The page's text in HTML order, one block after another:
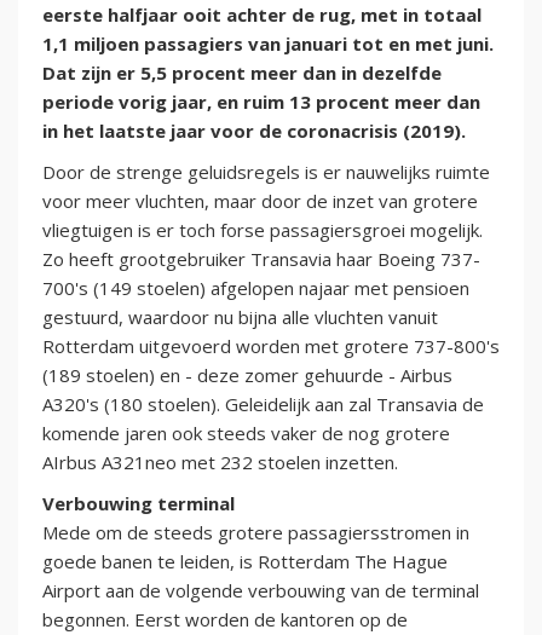
eerste halfjaar ooit achter de rug, met in totaal
1,1 miljoen passagiers van januari tot en met juni.
Dat zijn er 5,5 procent meer dan in dezelfde
periode vorig jaar, en ruim 13 procent meer dan
in het laatste jaar voor de coronacrisis (2019).
Door de strenge geluidsregels is er nauwelijks ruimte
voor meer vluchten, maar door de inzet van grotere
vliegtuigen is er toch forse passagiersgroei mogelijk.
Zo heeft grootgebruiker Transavia haar Boeing 737-
700's (149 stoelen) afgelopen najaar met pensioen
gestuurd, waardoor nu bijna alle vluchten vanuit
Rotterdam uitgevoerd worden met grotere 737-800's
(189 stoelen) en - deze zomer gehuurde - Airbus
A320's (180 stoelen). Geleidelijk aan zal Transavia de
komende jaren ook steeds vaker de nog grotere
AIrbus A321neo met 232 stoelen inzetten.
Verbouwing terminal
Mede om de steeds grotere passagiersstromen in
goede banen te leiden, is Rotterdam The Hague
Airport aan de volgende verbouwing van de terminal
begonnen. Eerst worden de kantoren op de